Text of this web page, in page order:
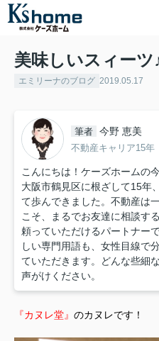
美味しいスィーツ
エミリーナのブログ 2019.05.17
筆者 今野 恵美
不動産キャリア15年
こんにちは！ケーズホームの今
大阪市鶴見区に根ざして15年
て歩んできました。不動産は
こそ、まるでお友達に相談す
頼っていただけるパートナー
しい専門用語も、女性目線で
ていただきます。どんな些細
声がけください。
『カヌレ堂』 のカヌレです！